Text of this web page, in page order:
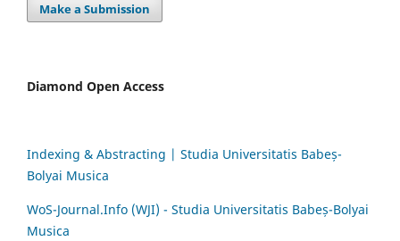
Make a Submission
Diamond Open Access
Indexing & Abstracting | Studia Universitatis Babeș-
Bolyai Musica
WoS-Journal.Info (WJI) - Studia Universitatis Babeș-Bolyai
Musica